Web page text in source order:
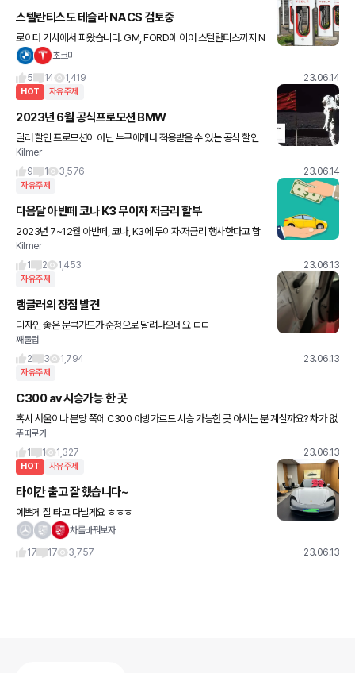
스텔란티스도 테슬라 NACS 검토중
로이터 기사에서 퍼왔습니다. GM, FORD에 이어 스텔란티스까지 N
ACS 방식으로 넘어간다면, 결국 북미시장에선 나머지(폭바&현기)
초크미
5
14 1,419 23.06.14
HOT 자유주제
2023년 6월 공식프로모션 BMW
딜러 할인 프로모션이 아닌 누구에게나 적용받을 수 있는 공식 할인
프로모션으로, 딜러님께 문의하시면 딜러사별 딜러님별 더 들어가는
Kilmer
9
1 3,576 23.06.14
자유주제
다음달 아반떼 코나 K3 무이자 저금리 할부
2023년 7~12월 아반떼, 코나, K3에 무이자·저금리 행사한다고 합
니다. 개소세율이 5%로 환원됨에 따라 부담을 완화하기 위한 차원이
라고 하지만 소비가 줄어들지 말라고 선제적으로 대응하는
Kilmer
1
2 1,453 23.06.13
자유주제
랭글러의 장점 발견
디자인 좋은 문콕가드가 순정으로 달려나오네요 ㄷㄷ
째둘럽
2
3 1,794 23.06.13
자유주제
C300 av 시승가능 한 곳
혹시 서울이나 분당 쪽에 C300 아방가르드 시승 가능한 곳 아시는 분 계실까요? 차가 없
네요..
뚜따로가
1
1 1,327 23.06.13
HOT 자유주제
타이칸 출고 잘 했습니다~
예쁘게 잘 타고 다닐게요 ㅎㅎㅎ
차를바꿔보자
17
17 3,757 23.06.13